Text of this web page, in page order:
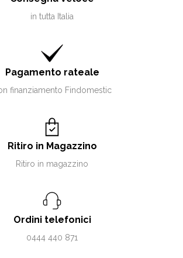
in tutta Italia
Pagamento rateale
finanziamento Findomestic
Ritiro in Magazzino
Ritiro in magazzino
Ordini telefonici
0444 440 871